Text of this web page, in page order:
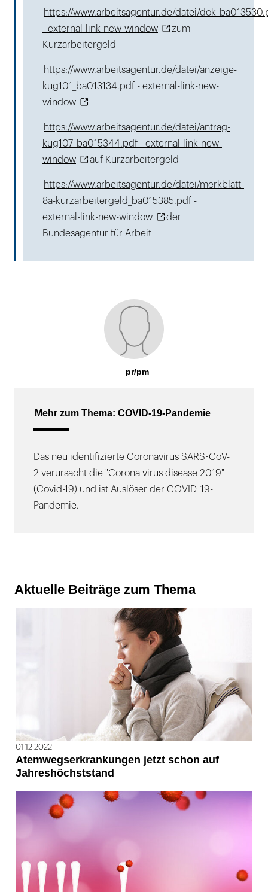
https://www.arbeitsagentur.de/datei/
- external-link-new-window
zum
Kurzarbeitergeld
https://www.arbeitsagentur.de/datei/anzeige-
kug101_ba013134.pdf - external-link-new-
window
https://www.arbeitsagentur.de/datei/antrag-
kug107_ba015344.pdf - external-link-new-
window
auf Kurzarbeitergeld
https://www.arbeitsagentur.de/datei/merkblatt-
8a-kurzarbeitergeld_ba015385.pdf -
external-link-new-window
der
Bundesagentur für Arbeit
pr/pm
Mehr zum Thema: COVID-19-Pandemie
Das neu identifizierte Coronavirus SARS-CoV-
2 verursacht die "Corona virus disease 2019"
(Covid-19) und ist Auslöser der COVID-19-
Pandemie.
Aktuelle Beiträge zum Thema
01.12.2022
Atemwegserkrankungen jetzt schon auf
Jahreshöchststand